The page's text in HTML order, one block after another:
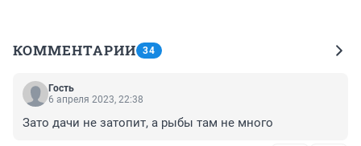
КОММЕНТАРИИ 34
Гость
6 апреля 2023, 22:38
Зато дачи не затопит, а рыбы там не много